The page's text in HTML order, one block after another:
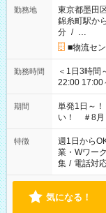
勤務地
東京都墨田
錦糸町駅か
分 / …
■物流セ
勤務時間
＜1日3時間～OK！＞ ▼ 例えば…
22:00 17:00～22:00 など こち
ださい！
期間
単発1日～
い！ ＃8
特徴 週1日から
業・Wワー
集 / 電話対
気になる！